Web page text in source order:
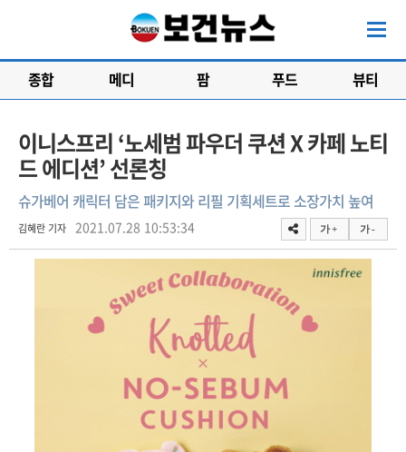
종합 메디 팜 푸드 뷰티
이니스프리 ‘노세범 파우더 쿠션 X 카페 노티
드 에디션’ 선론칭
슈가베어 캐릭터 담은 패키지와 리필 기획세트로 소장가치 높여
김혜란 기자 2021.07.28 10:53:34 가 + 가 -